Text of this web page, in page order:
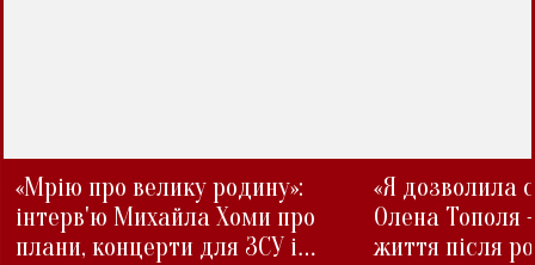
«Мрію про велику родину»:
інтерв'ю Михайла Хоми про
плани, концерти для ЗСУ і
«Я дозволила
Олена Тополя
життя після